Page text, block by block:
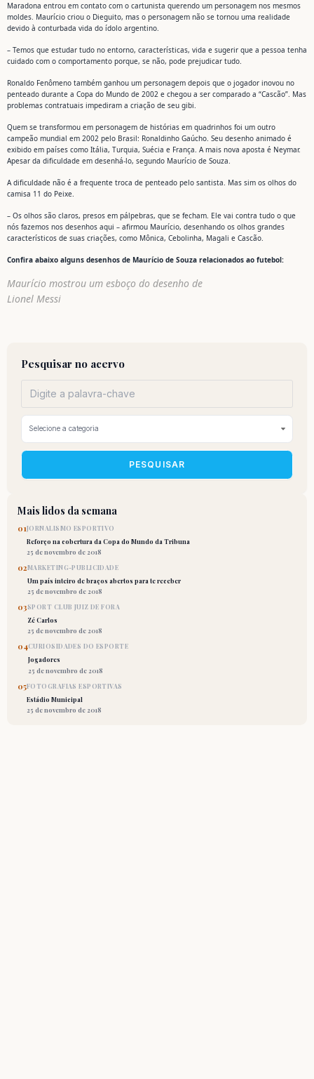
Maradona entrou em contato com o cartunista querendo um personagem nos mesmos
moldes. Maurício criou o Dieguito, mas o personagem não se tornou uma realidade
devido à conturbada vida do ídolo argentino.
– Temos que estudar tudo no entorno, características, vida e sugerir que a pessoa tenha
cuidado com o comportamento porque, se não, pode prejudicar tudo.
Ronaldo Fenômeno também ganhou um personagem depois que o jogador inovou no
penteado durante a Copa do Mundo de 2002 e chegou a ser comparado a “Cascão”. Mas
problemas contratuais impediram a criação de seu gibi.
Quem se transformou em personagem de histórias em quadrinhos foi um outro
campeão mundial em 2002 pelo Brasil: Ronaldinho Gaúcho. Seu desenho animado é
exibido em países como Itália, Turquia, Suécia e França. A mais nova aposta é Neymar.
Apesar da dificuldade em desenhá-lo, segundo Maurício de Souza.
A dificuldade não é a frequente troca de penteado pelo santista. Mas sim os olhos do
camisa 11 do Peixe.
– Os olhos são claros, presos em pálpebras, que se fecham. Ele vai contra tudo o que
nós fazemos nos desenhos aqui – afirmou Maurício, desenhando os olhos grandes
característicos de suas criações, como Mônica, Cebolinha, Magali e Cascão.
Confira abaixo alguns desenhos de Maurício de Souza relacionados ao futebol:
Maurício mostrou um esboço do desenho de
Lionel Messi
Pesquisar no acervo
PESQUISAR
Mais lidos da semana
01JORNALISMO ESPORTIVO
Reforço na cobertura da Copa do Mundo da Tribuna
25 de novembro de 2018
02MARKETING-PUBLICIDADE
Um país inteiro de braços abertos para te receber
25 de novembro de 2018
03SPORT CLUB JUIZ DE FORA
Zé Carlos
25 de novembro de 2018
04CURIOSIDADES DO ESPORTE
Jogadores
25 de novembro de 2018
05FOTOGRAFIAS ESPORTIVAS
Estádio Municipal
25 de novembro de 2018